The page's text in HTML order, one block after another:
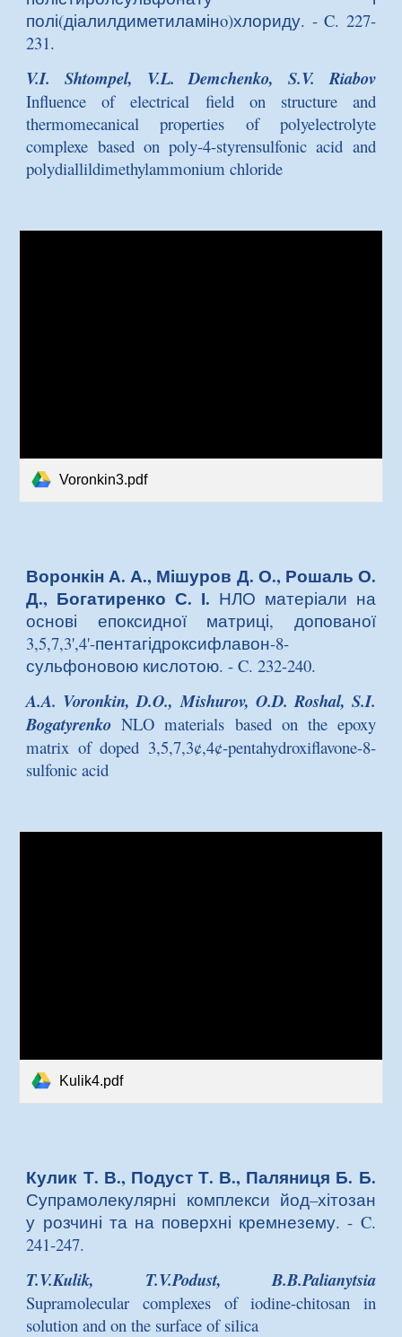
полі(діалилдиметиламінo)хлориду. - C. 227-
231.
V.I. Shtompel, V.L. Demchenko, S.V. Riabov
Influence of electrical field on structure and
thermomecanical properties of polyelectrolyte
complexe based on poly-4-styrensulfonic acid and
polydiallildimethylammonium chloride
Voronkin3.pdf
Воронкін А. А., Мішуров Д. О., Рошаль О.
Д., Богатиренко С. І. НЛО матеріали на
основі епоксидної матриці, допованої
3,5,7,3',4'-пентагідроксифлавон-8-
сульфоновою кислотою. - C. 232-240.
A.A. Voronkin, D.O., Mishurov, O.D. Roshal, S.I.
Bogatyrenko NLO materials based on the epoxy
matrix of doped 3,5,7,3¢,4¢-pentahydroxiflavone-8-
sulfonic acid
Kulik4.pdf
Кулик Т. В., Подуст Т. В., Паляниця Б. Б.
Супрамолекулярні комплекси йод–хітозан
у розчині та на поверхні кремнезему. - C.
241-247.
T.V.Kulik, T.V.Podust, B.B.Palianytsia
Supramolecular complexes of iodine-chitosan in
solution and on the surface of silica